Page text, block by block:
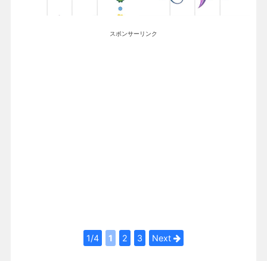
スポンサーリンク
1/4 1 2 3 Next